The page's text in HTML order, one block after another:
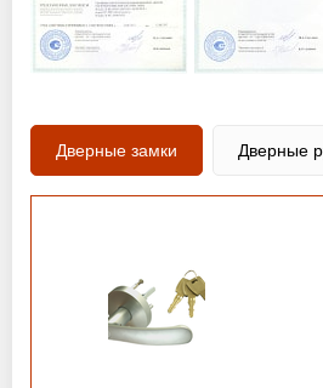
Дверные замки Дверные